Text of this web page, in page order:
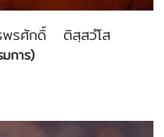
พรศักดิ์ ติสฺสวํโส
การ)